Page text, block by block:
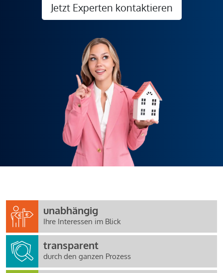
Jetzt Experten kontaktieren
unabhängig
Ihre Interessen im Blick
transparent
durch den ganzen Prozess